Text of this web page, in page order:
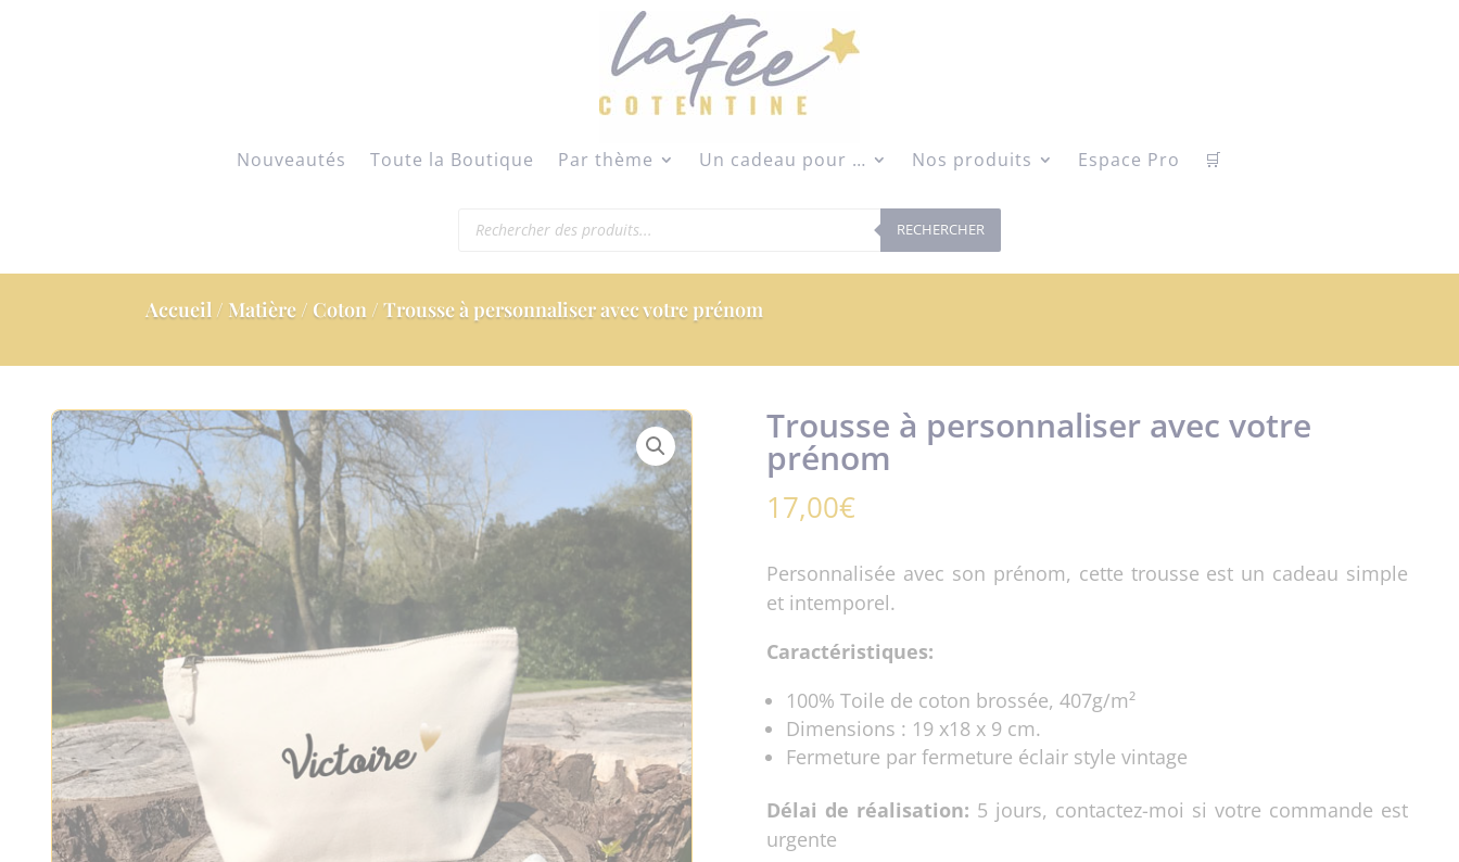
Nouveautés Toute la Boutique Par thème Un cadeau pour … Nos produits Espace Pro 🛒
de RECHERCHER
Accueil / Matière / Coton / Trousse à personnaliser avec votre prénom
Trousse à personnaliser avec votre
prénom
17,00€
Personnalisée avec son prénom, cette trousse est un cadeau simple
et intemporel.
Caractéristiques:
100% Toile de coton brossée, 407g/m²
Dimensions : 19 x18 x 9 cm.
Fermeture par fermeture éclair style vintage
Délai de réalisation: 5 jours, contactez-moi si votre commande est
urgente
modal-check